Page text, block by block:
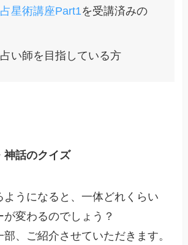
星術講座Part1を受講済みの
い師を目指している方
神話のクイズ
ようになると、一体どれくらい
変わるのでしょう？
、ご紹介させていただきます。